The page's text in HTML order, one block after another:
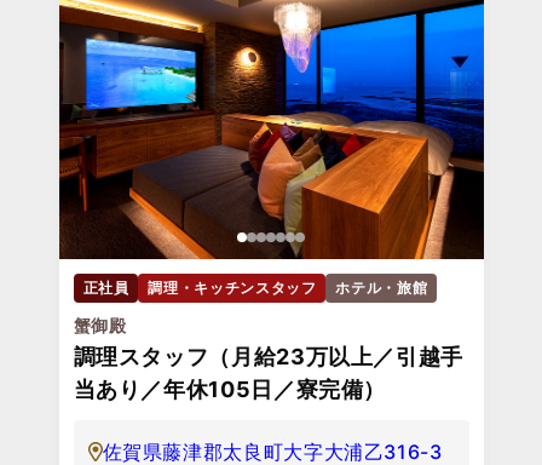
正社員 調理・キッチンスタッフ ホテル・旅館
蟹御殿
調理スタッフ（月給23万以上／引越手
当あり／年休105日／寮完備）
佐賀県藤津郡太良町大字大浦乙316-3